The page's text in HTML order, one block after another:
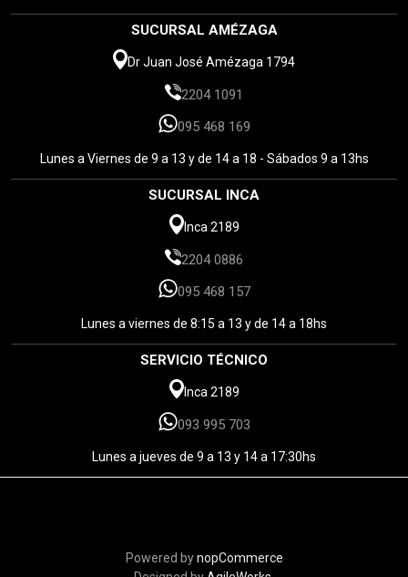
SUCURSAL AMÉZAGA
Dr Juan José Amézaga 1794
2204 1091
095 468 169
Lunes a Viernes de 9 a 13 y de 14 a 18 - Sábados 9 a 13hs
SUCURSAL INCA
Inca 2189
2204 0886
095 468 157
Lunes a viernes de 8:15 a 13 y de 14 a 18hs
SERVICIO TÉCNICO
Inca 2189
093 995 703
Lunes a jueves de 9 a 13 y 14 a 17:30hs
Powered bynopCommerce